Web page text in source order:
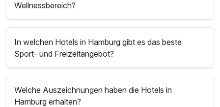
Wellnessbereich?
In welchen Hotels in Hamburg gibt es das beste
Sport- und Freizeitangebot?
Welche Auszeichnungen haben die Hotels in
Hamburg erhalten?